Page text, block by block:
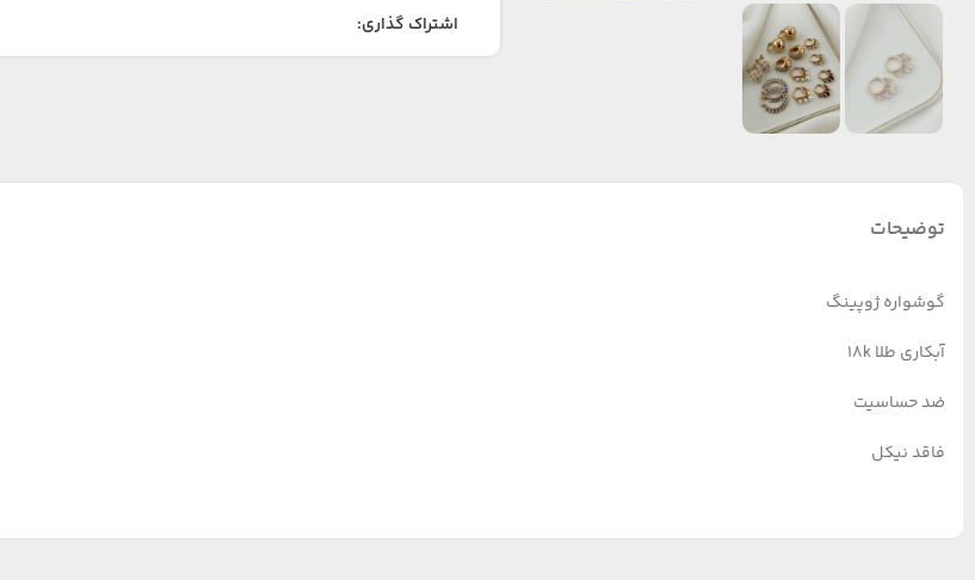
اشتراک گذاری:
توضیحات
گوشواره ژوپینگ
آبکاری طلا ۱۸k
ضد حساسیت
فاقد نیکل